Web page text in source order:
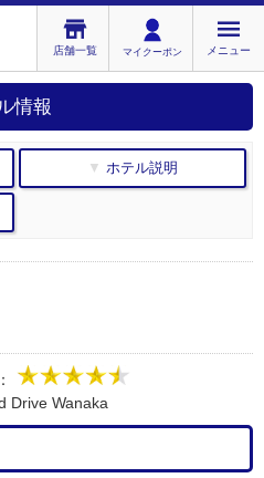
店舗一覧 マイクーポン メニュー
情報
▼ ホテル説明
Drive Wanaka